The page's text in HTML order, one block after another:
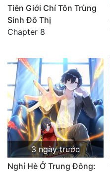
Tiên Giới Chí Tôn Trùng
Sinh Đô Thị
Chapter 8
3 ngày trước
Nghỉ Hè Ở Trung Đông: